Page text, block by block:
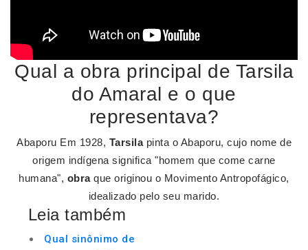
Qual a obra principal de Tarsila
do Amaral e o que
representava?
Abaporu Em 1928, Tarsilapinta o Abaporu, cujo nome de
origem indígena significa "homem que come carne
humana", obraque originou o Movimento Antropofágico,
idealizado pelo seu marido.
Leia também
Qual sinônimo de